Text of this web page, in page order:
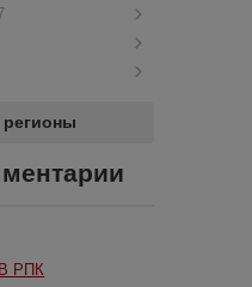
регионы
РПК